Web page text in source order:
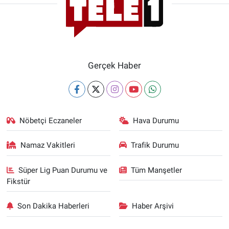
taç ise kuyumcuya teslim edildi.
Gerçek Haber
Nöbetçi Eczaneler Hava Durumu
Namaz Vakitleri Trafik Durumu
Süper Lig Puan Durumu ve
Fikstür
Tüm Manşetler
Son Dakika Haberleri Haber Arşivi
Yerel Yaşam